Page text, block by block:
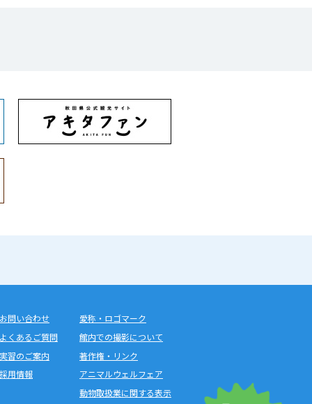
お問い合わせ
よくあるご質問
実習のご案内
採用情報
愛称・ロゴマーク
館内での撮影について
著作権・リンク
アニマルウェルフェア
動物取扱業に関する表示